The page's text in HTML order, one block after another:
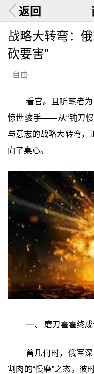
返回
战略大转弯：
砍要害”
自由
看官。且听笔者
惊世骇手——从“钝刀慢
与意志的战略大转弯，
向了桌心。
一、 磨刀霍霍终
曾几何时，俄军
割肉的“慢磨”之态。彼